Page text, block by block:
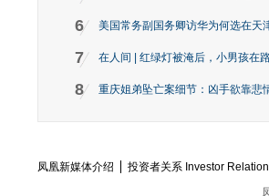
6 美国常务副国务卿访华为何选在天
7 在人间 | 红绿灯被淹后，小男孩在
8 重庆姐弟坠亡案细节：凶手欲靠悲
凤凰新媒体介绍 投资者关系 Investor